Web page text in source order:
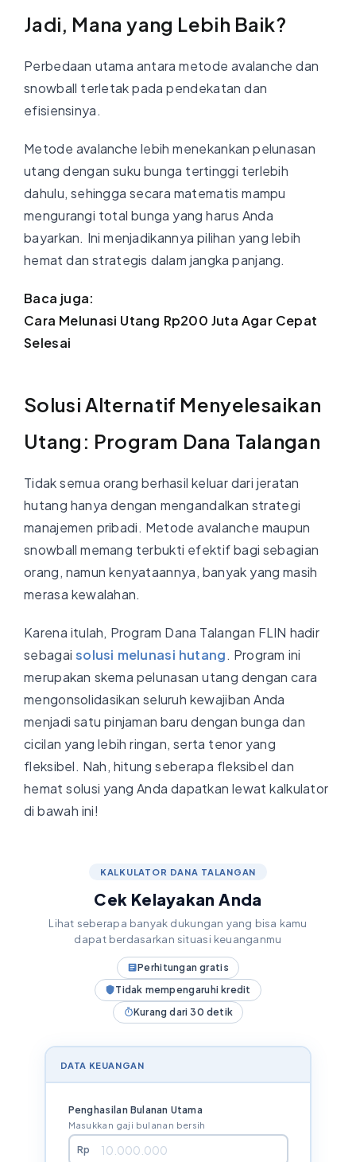
Jadi, Mana yang Lebih Baik?
Perbedaan utama antara metode avalanche dan
snowball terletak pada pendekatan dan
efisiensinya.
Metode avalanche lebih menekankan pelunasan
utang dengan suku bunga tertinggi terlebih
dahulu, sehingga secara matematis mampu
mengurangi total bunga yang harus Anda
bayarkan. Ini menjadikannya pilihan yang lebih
hemat dan strategis dalam jangka panjang.
Baca juga:
Cara Melunasi Utang Rp200 Juta Agar Cepat
Selesai
Solusi Alternatif Menyelesaikan
Utang: Program Dana Talangan
Tidak semua orang berhasil keluar dari jeratan
hutang hanya dengan mengandalkan strategi
manajemen pribadi. Metode avalanche maupun
snowball memang terbukti efektif bagi sebagian
orang, namun kenyataannya, banyak yang masih
merasa kewalahan.
Karena itulah, Program Dana Talangan FLIN hadir
sebagai solusi melunasi hutang. Program ini
merupakan skema pelunasan utang dengan cara
mengonsolidasikan seluruh kewajiban Anda
menjadi satu pinjaman baru dengan bunga dan
cicilan yang lebih ringan, serta tenor yang
fleksibel. Nah, hitung seberapa fleksibel dan
hemat solusi yang Anda dapatkan lewat kalkulator
di bawah ini!
KALKULATOR DANA TALANGAN
Cek Kelayakan Anda
Lihat seberapa banyak dukungan yang bisa kamu
dapat berdasarkan situasi keuanganmu
Perhitungan gratis
Tidak mempengaruhi kredit
Kurang dari 30 detik
DATA KEUANGAN
Penghasilan Bulanan Utama
Masukkan gaji bulanan bersih
Rp